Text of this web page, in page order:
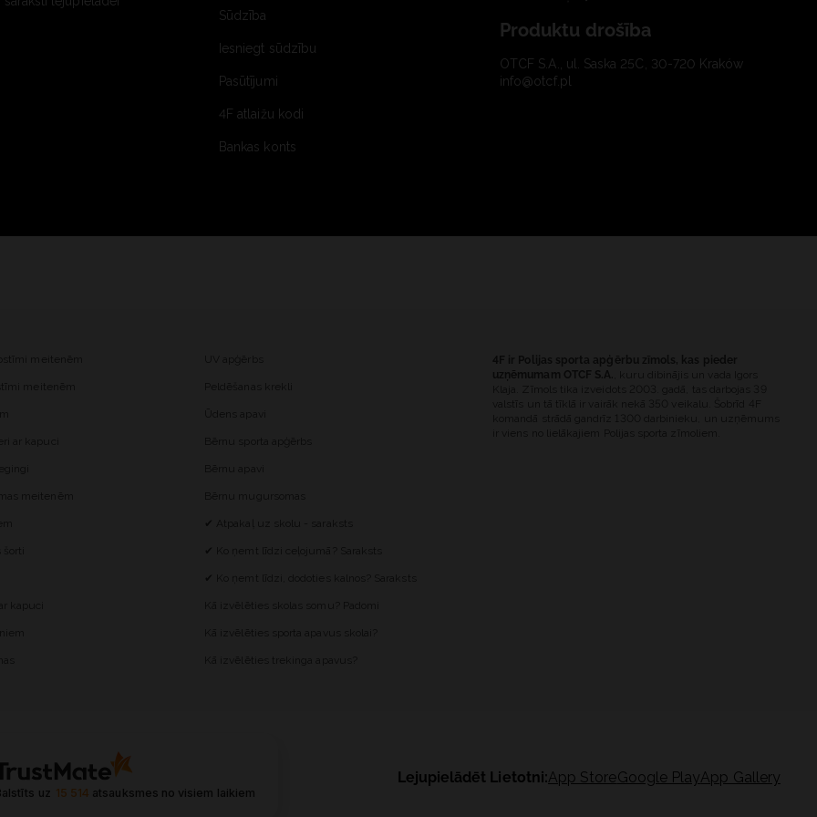
Sūdzība
Iesniegt sūdzību
Pasūtījumi
4F atlaižu kodi
Bankas konts
Produktu drošība
OTCF S.A., ul. Saska 25C, 30-720 Kraków
info@otcf.pl
uz 15 514 atsauksmes no visiem laikiem
Lejupielādēt Lietotni:App StoreGoogle PlayApp Gallery